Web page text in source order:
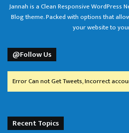
Jannah is a Clean Responsive WordPress
Blog theme. Packed with options that
your website to
@Follow Us
Error Can not Get Tweets, Incorrect
Recent Topics